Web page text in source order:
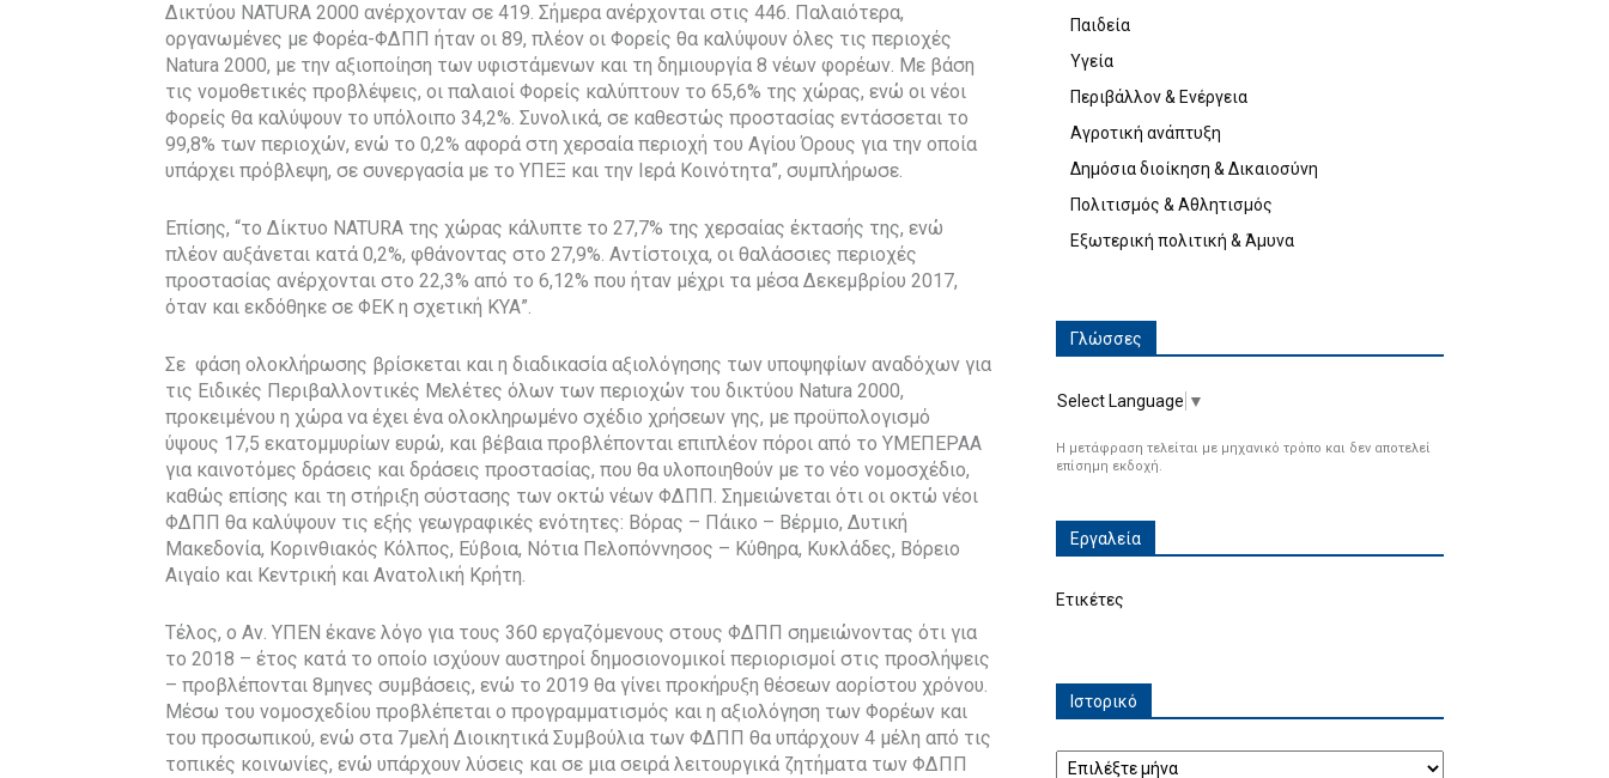
Δικτύου NATURA 2000 ανέρχονταν σε 419. Σήμερα ανέρχονται στις 446. Παλαιότερα,
οργανωμένες με Φορέα-ΦΔΠΠ ήταν οι 89, πλέον οι Φορείς θα καλύψουν όλες τις περιοχές
Natura 2000, με την αξιοποίηση των υφιστάμενων και τη δημιουργία 8 νέων φορέων. Με βάση
τις νομοθετικές προβλέψεις, οι παλαιοί Φορείς καλύπτουν το 65,6% της χώρας, ενώ οι νέοι
Φορείς θα καλύψουν το υπόλοιπο 34,2%. Συνολικά, σε καθεστώς προστασίας εντάσσεται το
99,8% των περιοχών, ενώ το 0,2% αφορά στη χερσαία περιοχή του Αγίου Όρους για την οποία
υπάρχει πρόβλεψη, σε συνεργασία με το ΥΠΕΞ και την Ιερά Κοινότητα”, συμπλήρωσε.
Επίσης, “το Δίκτυο NATURA της χώρας κάλυπτε το 27,7% της χερσαίας έκτασής της, ενώ
πλέον αυξάνεται κατά 0,2%, φθάνοντας στο 27,9%. Αντίστοιχα, οι θαλάσσιες περιοχές
προστασίας ανέρχονται στο 22,3% από το 6,12% που ήταν μέχρι τα μέσα Δεκεμβρίου 2017,
όταν και εκδόθηκε σε ΦΕΚ η σχετική ΚΥΑ”.
Σε φάση ολοκλήρωσης βρίσκεται και η διαδικασία αξιολόγησης των υποψηφίων αναδόχων για
τις Ειδικές Περιβαλλοντικές Μελέτες όλων των περιοχών του δικτύου Natura 2000,
προκειμένου η χώρα να έχει ένα ολοκληρωμένο σχέδιο χρήσεων γης, με προϋπολογισμό
ύψους 17,5 εκατομμυρίων ευρώ, και βέβαια προβλέπονται επιπλέον πόροι από το ΥΜΕΠΕΡΑΑ
για καινοτόμες δράσεις και δράσεις προστασίας, που θα υλοποιηθούν με το νέο νομοσχέδιο,
καθώς επίσης και τη στήριξη σύστασης των οκτώ νέων ΦΔΠΠ. Σημειώνεται ότι οι οκτώ νέοι
ΦΔΠΠ θα καλύψουν τις εξής γεωγραφικές ενότητες: Βόρας – Πάικο – Βέρμιο, Δυτική
Μακεδονία, Κορινθιακός Κόλπος, Εύβοια, Νότια Πελοπόννησος – Κύθηρα, Κυκλάδες, Βόρειο
Αιγαίο και Κεντρική και Ανατολική Κρήτη.
Τέλος, ο Αν. ΥΠΕΝ έκανε λόγο για τους 360 εργαζόμενους στους ΦΔΠΠ σημειώνοντας ότι για
το 2018 – έτος κατά το οποίο ισχύουν αυστηροί δημοσιονομικοί περιορισμοί στις προσλήψεις
– προβλέπονται 8μηνες συμβάσεις, ενώ το 2019 θα γίνει προκήρυξη θέσεων αορίστου χρόνου.
Μέσω του νομοσχεδίου προβλέπεται ο προγραμματισμός και η αξιολόγηση των Φορέων και
του προσωπικού, ενώ στα 7μελή Διοικητικά Συμβούλια των ΦΔΠΠ θα υπάρχουν 4 μέλη από τις
τοπικές κοινωνίες, ενώ υπάρχουν λύσεις και σε μια σειρά λειτουργικά ζητήματα των ΦΔΠΠ
Παιδεία
Υγεία
Περιβάλλον & Ενέργεια
Αγροτική ανάπτυξη
Δημόσια διοίκηση & Δικαιοσύνη
Πολιτισμός & Αθλητισμός
Εξωτερική πολιτική & Άμυνα
Γλώσσες
Select Language ▼
Η μετάφραση τελείται με μηχανικό τρόπο και δεν αποτελεί
επίσημη εκδοχή.
Εργαλεία
Ετικέτες
Ιστορικό